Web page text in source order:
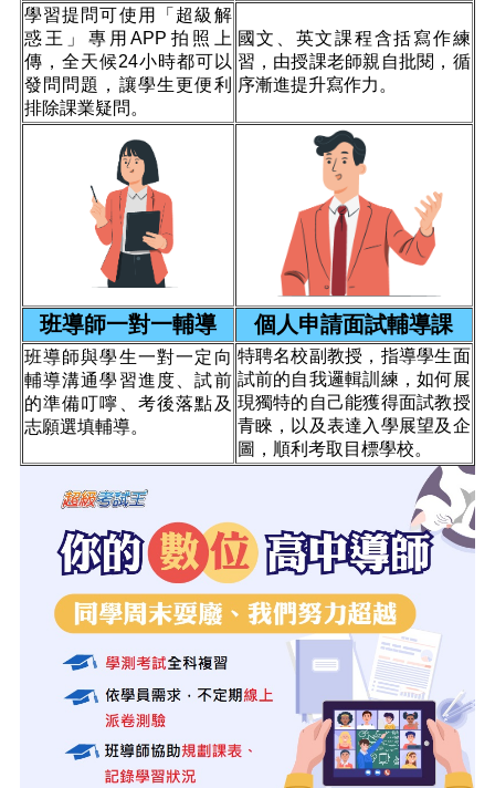
學習提問可使用「超級解
惑王」專用APP拍照上
傳，全天候24小時都可以
發問問題，讓學生更便利
排除課業疑問。
國文、英文課程含括寫作練
習，由授課老師親自批閱，循
序漸進提升寫作力。
班導師一對一輔導 個人申請面試輔導課
班導師與學生一對一定向
輔導溝通學習進度、試前
的準備叮嚀、考後落點及
志願選填輔導。
特聘名校副教授，指導學生面
試前的自我邏輯訓練，如何展
現獨特的自己能獲得面試教授
青睞，以及表達入學展望及企
圖，順利考取目標學校。